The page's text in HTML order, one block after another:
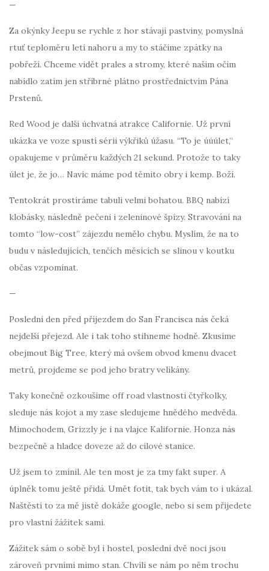
—
Za okýnky Jeepu se rychle z hor stávají pastviny, pomyslná
rtuť teploměru letí nahoru a my to stáčíme zpátky na
pobřeží. Chceme vidět prales a stromy, které našim očím
nabídlo zatím jen stříbrné plátno prostřednictvím Pána
Prstenů.
Red Wood je další úchvatná atrakce Californie. Už první
ukázka ve voze spustí sérii výkřiků úžasu. “To je úúúlet,”
opakujeme v průměru každých 21 sekund. Protože to taky
úlet je, že jo… Navíc máme pod těmito obry i kemp. Boží.
Tentokrát prostíráme tabuli velmi bohatou. BBQ nabízí
klobásky, následně pečeni i zeleninové špízy. Stravování na
tomto “low-cost” zájezdu nemělo chybu. Myslím, že na to
budu v následujících, tenčích měsících se slinou v koutku
občas vzpomínat.
—
Poslední den před příjezdem do San Francisca nás čeká
nejdelší přejezd. Ale i tak toho stihneme hodně. Zkusíme
obejmout Big Tree, který má ovšem obvod kmenu dvacet
metrů, projdeme se pod jeho bratry velikány.
Taky konečně ozkoušíme off road vlastnosti čtyřkolky,
sleduje nás kojot a my zase sledujeme hnědého medvěda.
Mimochodem, Grizzly je i na vlajce Kalifornie. Honza nás
bezpečně a hladce doveze až do cílové stanice.
Už jsem to zmínil. Ale ten most je za tmy fakt super. A
úplněk tomu ještě přidá. Umět fotit, tak bych vám to i ukázal.
Naštěstí to za mě jistě dokáže google, nebo si sem přijedete
pro vlastní žážitek sami.
Zážitek sám o sobě byl i hostel, poslední dvě noci jsou
zároveň prvními mimo stan. Chvíli se nám po něm trochu